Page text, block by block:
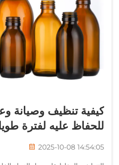
كيفية تنظيف وصيانة
للحفاظ عليه لفترة
2025-10-08 14:54:05